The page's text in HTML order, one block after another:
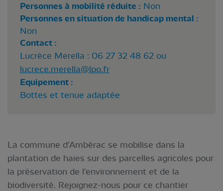
Personnes à mobilité réduite : Non
Personnes en situation de handicap mental :
Non
Contact :
Lucrèce Merella : 06 27 32 48 62 ou
lucrece.merella@lpo.fr
Equipement :
Bottes et tenue adaptée
La commune d'Ambérac se mobilise dans la
plantation de haies sur des parcelles agricoles pour
la préservation de l'environnement et de la
biodiversité. Rejoignez-nous pour ce chantier